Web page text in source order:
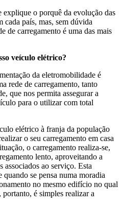
explique o porquê da evolução das
cada país, mas, sem dúvida
de carregamento é uma das mais
veículo elétrico?
da eletromobilidade é
rede de carregamento, tanto
que nos permita assegurar a
para o utilizar com total
elétrico à franja da população
o seu carregamento em casa
o carregamento realiza-se,
lento, aproveitando a
associados ao serviço. Esta
se pensa numa moradia
no mesmo edifício no qual
portanto, é simples realizar a